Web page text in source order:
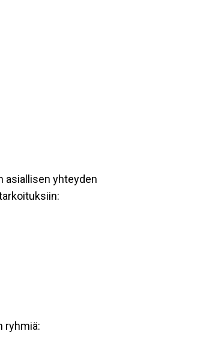
asiallisen yhteyden
ryhmiä: